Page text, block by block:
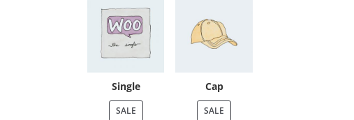
Single
SALE
Cap
SALE